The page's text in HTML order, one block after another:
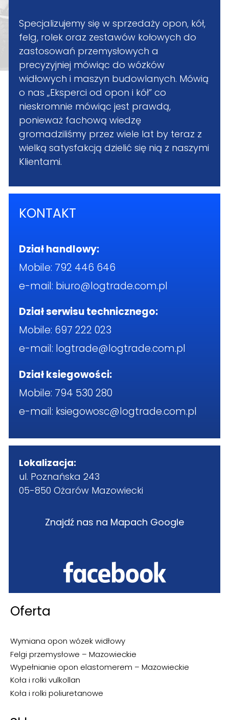
Specjalizujemy się w sprzedaży opon, kół,
felg, rolek oraz zestawów kołowych do
zastosowań przemysłowych a
precyzyjniej mówiąc do wózków
widłowych i maszyn budowlanych. Mówią
o nas „Eksperci od opon i kół” co
nieskromnie mówiąc jest prawdą,
ponieważ fachową wiedzę
gromadziliśmy przez wiele lat by teraz z
wielką satysfakcją dzielić się nią z naszymi
Klientami.
KONTAKT
Dział handlowy:
Mobile: 792 446 646
e-mail: biuro@logtrade.com.pl
Dział serwisu technicznego:
Mobile: 697 222 023
e-mail: logtrade@logtrade.com.pl
Dział ksiegowości:
Mobile: 794 530 280
e-mail: ksiegowosc@logtrade.com.pl
Lokalizacja:
ul. Poznańska 243
05-850 Ożarów Mazowiecki
Znajdź nas na Mapach Google
Oferta
Wymiana opon wózek widłowy
Felgi przemysłowe – Mazowieckie
Wypełnianie opon elastomerem – Mazowieckie
Koła i rolki vulkollan
Koła i rolki poliuretanowe